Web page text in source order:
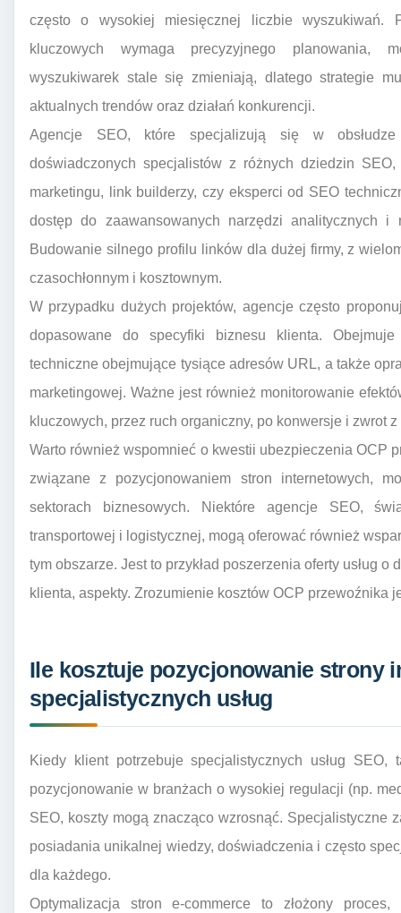
często o wysokiej miesięcznej liczbie wyszukiwań.
kluczowych wymaga precyzyjnego planowania,
wyszukiwarek stale się zmieniają, dlatego strategie
aktualnych trendów oraz działań konkurencji.
Agencje SEO, które specjalizują się w obsłudze
doświadczonych specjalistów z różnych dziedzin
marketingu, link builderzy, czy eksperci od SEO
dostęp do zaawansowanych narzędzi analitycznych
Budowanie silnego profilu linków dla dużej firmy, z
czasochłonnym i kosztownym.
W przypadku dużych projektów, agencje często
dopasowane do specyfiki biznesu klienta.
techniczne obejmujące tysiące adresów URL, a także
marketingowej. Ważne jest również monitorowanie
kluczowych, przez ruch organiczny, po konwersje i zwrot
Warto również wspomnieć o kwestii ubezpieczenia OCP
związane z pozycjonowaniem stron internetowych,
sektorach biznesowych. Niektóre agencje SEO,
transportowej i logistycznej, mogą oferować również
tym obszarze. Jest to przykład poszerzenia oferty usług
klienta, aspekty. Zrozumienie kosztów OCP przewoźnika
Ile kosztuje pozycjonowanie strony
specjalistycznych usług
Kiedy klient potrzebuje specjalistycznych usług SEO,
pozycjonowanie w branżach o wysokiej regulacji (np.
SEO, koszty mogą znacząco wzrosnąć. Specjalistyczne
posiadania unikalnej wiedzy, doświadczenia i często
dla każdego.
Optymalizacja stron e-commerce to złożony